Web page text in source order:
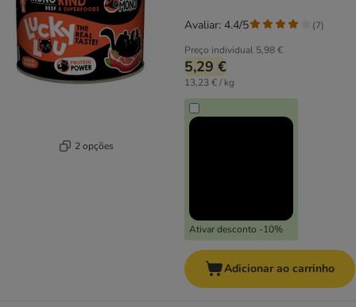
2 opções
Preço individual 5,98 €
5,29 €
13,23 € / kg
Ativar desconto -10%
Avaliar: 4.4/5 (7)
Adicionar ao carrinho